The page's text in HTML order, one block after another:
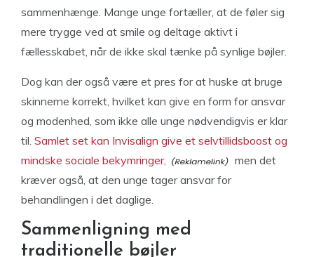
sammenhænge. Mange unge fortæller, at de føler sig
mere trygge ved at smile og deltage aktivt i
fællesskabet, når de ikke skal tænke på synlige bøjler.
Dog kan der også være et pres for at huske at bruge
skinnerne korrekt, hvilket kan give en form for ansvar
og modenhed, som ikke alle unge nødvendigvis er klar
til. Samlet set kan Invisalign give et selvtillidsboost og
mindske sociale bekymringer,
men det
kræver også, at den unge tager ansvar for
behandlingen i det daglige.
Sammenligning med
traditionelle bøjler